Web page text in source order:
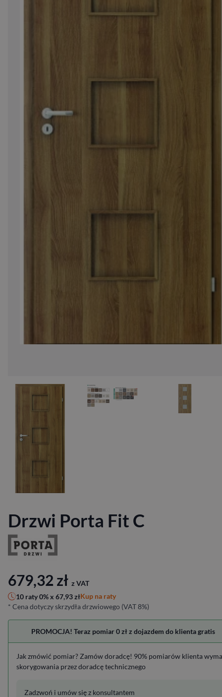
Drzwi Porta Fit C
679,32 zł z VAT
10 raty 0% x 67,93złKup na raty
* Cena dotyczy skrzydła drzwiowego (VAT 8%)
PROMOCJA! Teraz pomiar 0 zł z dojazdem do klienta gratis
Jak zmówić pomiar? Zamów doradcę! 90% pomiarów klienta
skorygowania przez doradcę technicznego
Zadzwoń i umów się z konsultantem